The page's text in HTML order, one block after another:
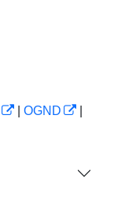
OGND